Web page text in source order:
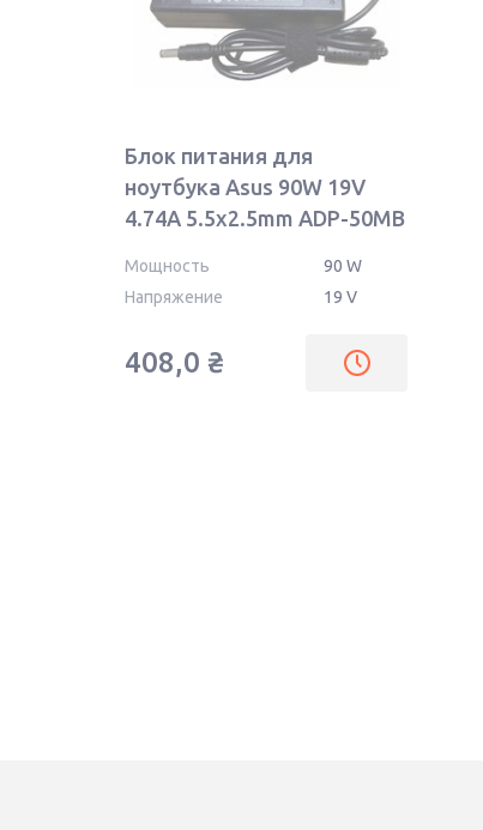
Блок питания для
ноутбука Asus 90W 19V
4.74A 5.5x2.5mm ADP-50MB
Мощность
90 W
Напряжение
19 V
408,0 ₴